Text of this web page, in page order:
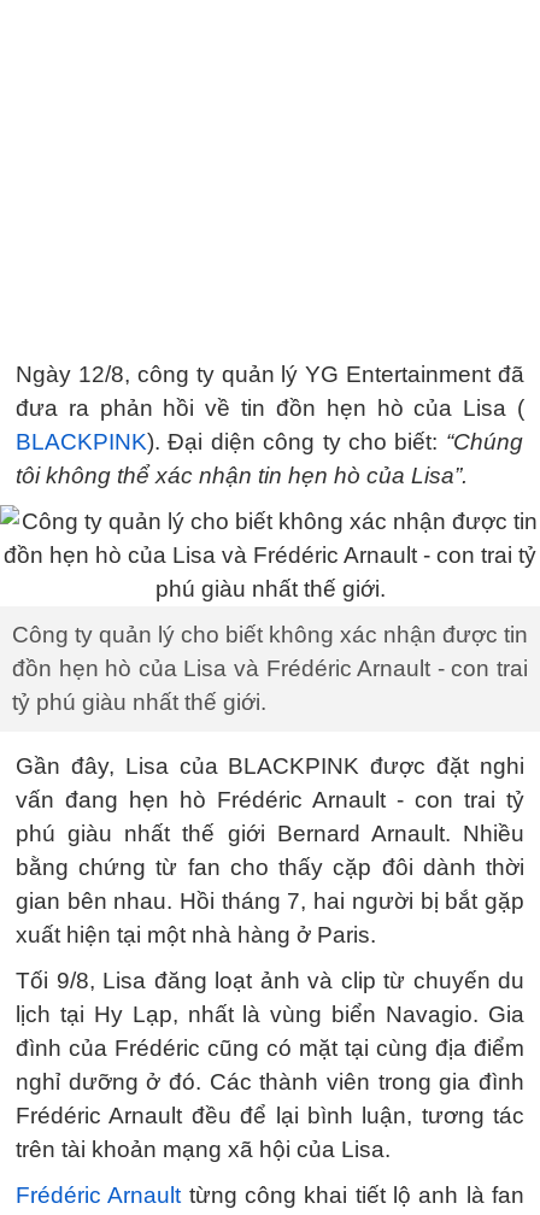
Ngày 12/8, công ty quản lý YG Entertainment đã
đưa ra phản hồi về tin đồn hẹn hò của Lisa (
BLACKPINK). Đại diện công ty cho biết: “Chúng
tôi không thể xác nhận tin hẹn hò của Lisa”.
Công ty quản lý cho biết không xác nhận được tin
đồn hẹn hò của Lisa và Frédéric Arnault - con trai
tỷ phú giàu nhất thế giới.
Gần đây, Lisa của BLACKPINK được đặt nghi
vấn đang hẹn hò Frédéric Arnault - con trai tỷ
phú giàu nhất thế giới Bernard Arnault. Nhiều
bằng chứng từ fan cho thấy cặp đôi dành thời
gian bên nhau. Hồi tháng 7, hai người bị bắt gặp
xuất hiện tại một nhà hàng ở Paris.
Tối 9/8, Lisa đăng loạt ảnh và clip từ chuyến du
lịch tại Hy Lạp, nhất là vùng biển Navagio. Gia
đình của Frédéric cũng có mặt tại cùng địa điểm
nghỉ dưỡng ở đó. Các thành viên trong gia đình
Frédéric Arnault đều để lại bình luận, tương tác
trên tài khoản mạng xã hội của Lisa.
Frédéric Arnault từng công khai tiết lộ anh là fan